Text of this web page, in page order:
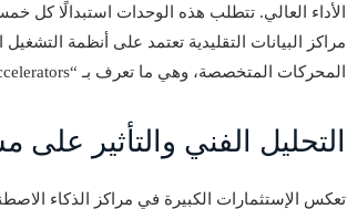
الأداء العالي. تتطلب هذه الوحدات استبدالًا كل
مراكز البيانات التقليدية تعتمد على أنظمة
المحركات المتخصصة، وهي ما تعرف بـ “specialized accelerators”، مما يزيد من العبء المالي على تلك المراكز.
التحليل الفني والتأثير على
تعكس الإستثمارات الكبيرة في مراكز الذكاء